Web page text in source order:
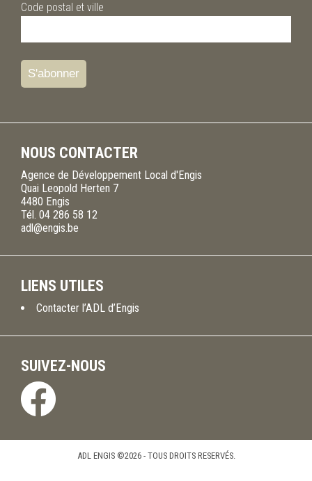
Code postal et ville
NOUS CONTACTER
Agence de Développement Local d'Engis
Quai Leopold Herten 7
4480 Engis
Tél. 04 286 58 12
adl@engis.be
LIENS UTILES
Contacter l’ADL d’Engis
SUIVEZ-NOUS
ADL ENGIS ©2026 - TOUS DROITS RESERVÉS.